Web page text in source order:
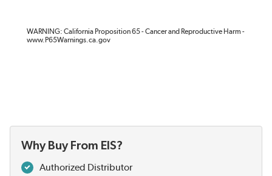
WARNING: California Proposition 65 - Cancer and Reproductive Harm -
www.P65Warnings.ca.gov
Why Buy From EIS?
Authorized Distributor